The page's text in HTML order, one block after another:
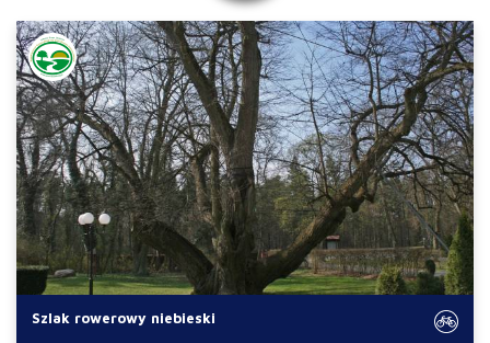
Szlak rowerowy niebieski